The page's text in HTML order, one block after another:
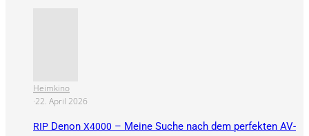
Heimkino
·22. April 2026
RIP Denon X4000 – Meine Suche nach dem perfekten AV-